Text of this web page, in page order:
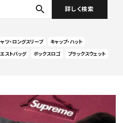
search 詳しく検索
ツ・ロングスリーブ
キャップ・ハット
ストバッグ ボックスロゴ ブラックスウェット